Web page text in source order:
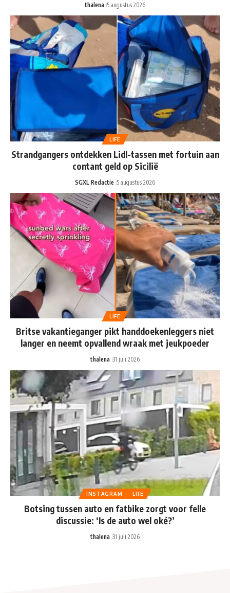
thalena 5 augustus 2026
LIFE
Strandgangers ontdekken Lidl-tassen met fortuin aan
contant geld op Sicilië
SGXL Redactie 5 augustus 2026
LIFE
Britse vakantieganger pikt handdoekenleggers niet
langer en neemt opvallend wraak met jeukpoeder
thalena 31 juli 2026
INSTAGRAM LIFE
Botsing tussen auto en fatbike zorgt voor felle
discussie: ‘Is de auto wel oké?’
thalena 31 juli 2026